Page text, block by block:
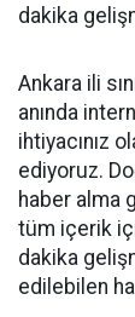
dakika
Ankara ili
anında
ihtiyacınız
ediyoruz.
haber alma
tüm içerik
dakika
edilebilen